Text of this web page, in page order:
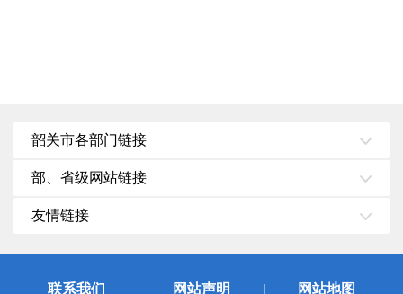
韶关市各部门链接
部、省级网站链接
友情链接
联系我们 网站声明 网站地图